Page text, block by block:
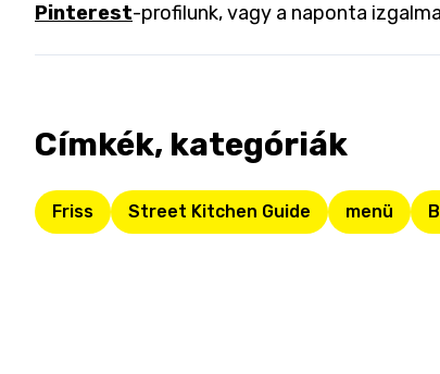
Pinterest-profilunk, vagy a naponta
Címkék, kategóriák
Friss Street Kitchen Guide menü